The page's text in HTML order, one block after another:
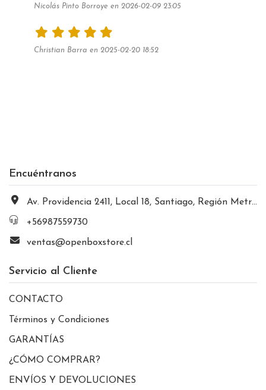
Nicolás Pinto Borroye en 2026-02-09 23:05
Christian Barra en 2025-02-20 18:52
Encuéntranos
Av. Providencia 2411, Local 18, Santiago, Región Metropolitana, Chile
+56987559730
ventas@openboxstore.cl
Servicio al Cliente
CONTACTO
Términos y Condiciones
GARANTÍAS
¿CÓMO COMPRAR?
ENVÍOS Y DEVOLUCIONES